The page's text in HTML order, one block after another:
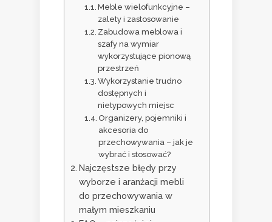
Meble wielofunkcyjne –
zalety i zastosowanie
Zabudowa meblowa i
szafy na wymiar
wykorzystujące pionową
przestrzeń
Wykorzystanie trudno
dostępnych i
nietypowych miejsc
Organizery, pojemniki i
akcesoria do
przechowywania – jak je
wybrać i stosować?
Najczęstsze błędy przy
wyborze i aranżacji mebli
do przechowywania w
małym mieszkaniu